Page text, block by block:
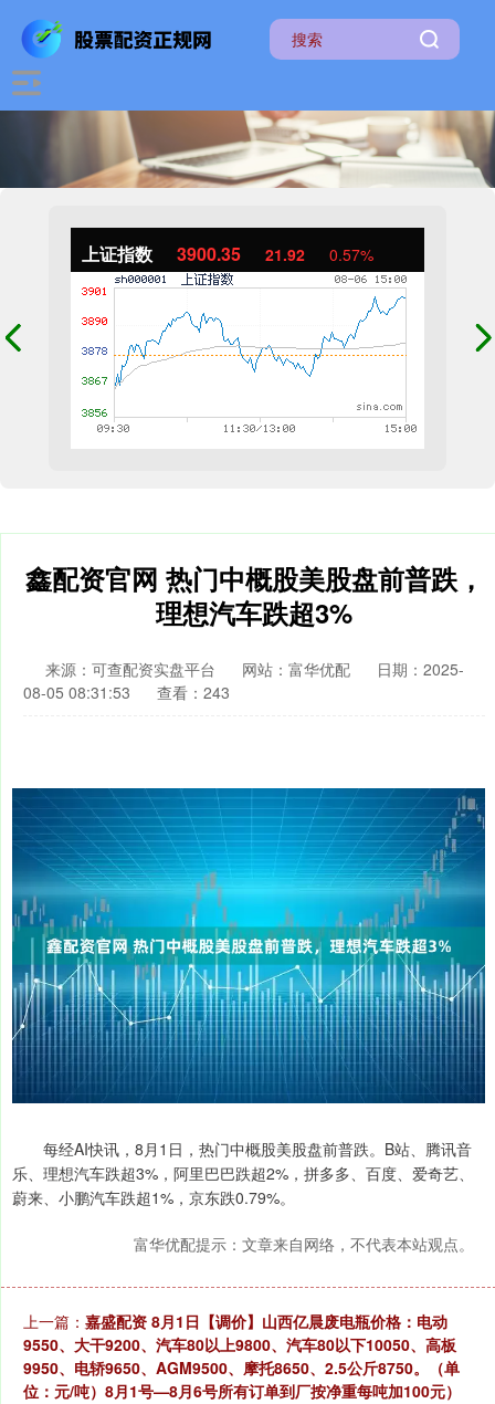
上证指数 3900.35 21.92 0.57%
鑫配资官网 热门中概股美股盘前普跌，
理想汽车跌超3%
来源：可查配资实盘平台 网站：富华优配
日期：2025-
08-05 08:31:53
查看：243
每经AI快讯，8月1日，热门中概股美股盘前普跌。B站、腾讯音
乐、理想汽车跌超3%，阿里巴巴跌超2%，拼多多、百度、爱奇艺、
蔚来、小鹏汽车跌超1%，京东跌0.79%。
富华优配提示：文章来自网络，不代表本站观点。
上一篇： 嘉盛配资 8月1日【调价】山西亿晨废电瓶价格：电动
9550、大干9200、汽车80以上9800、汽车80以下10050、高板
9950、电轿9650、AGM9500、摩托8650、2.5公斤8750。（单
位：元/吨）8月1号—8月6号所有订单到厂按净重每吨加100元）